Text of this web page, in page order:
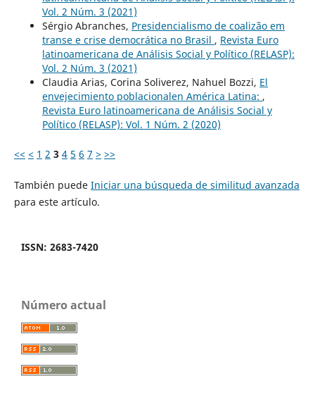
Vol. 2 Núm. 3 (2021)
Sérgio Abranches, Presidencialismo de coalizão em
transe e crise democrática no Brasil , Revista Euro
latinoamericana de Análisis Social y Político (RELASP):
Vol. 2 Núm. 3 (2021)
Claudia Arias, Corina Soliverez, Nahuel Bozzi, El
envejecimiento poblacionalen América Latina: ,
Revista Euro latinoamericana de Análisis Social y
Político (RELASP): Vol. 1 Núm. 2 (2020)
<< < 1 2 3 4 5 6 7 > >>
También puede Iniciar una búsqueda de similitud avanzada
para este artículo.
ISSN: 2683-7420
Número actual